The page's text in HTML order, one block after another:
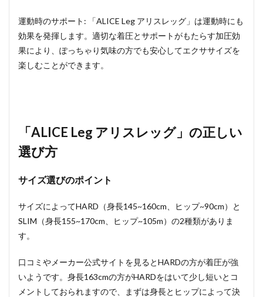
運動時のサポート: 「ALICE Leg アリスレッグ」は運動時にも
効果を発揮します。適切な着圧とサポートがもたらす加圧効
果により、ぽっちゃり気味の方でも安心してエクササイズを
楽しむことができます。
「ALICE Leg アリスレッグ」の正しい
選び方
サイズ選びのポイント
サイズによってHARD（身長145~160cm、ヒップ~90cm）と
SLIM（身長155~170cm、ヒップ~105m）の2種類がありま
す。
口コミやメーカー公式サイトを見るとHARDの方が着圧が強
いようです。身長163cmの方がHARDをはいて少し短いとコ
メントしておられますので、まずは身長とヒップによって決